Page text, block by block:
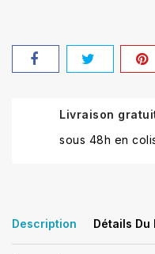
Livraison
sous 48h en
Description Détails Du